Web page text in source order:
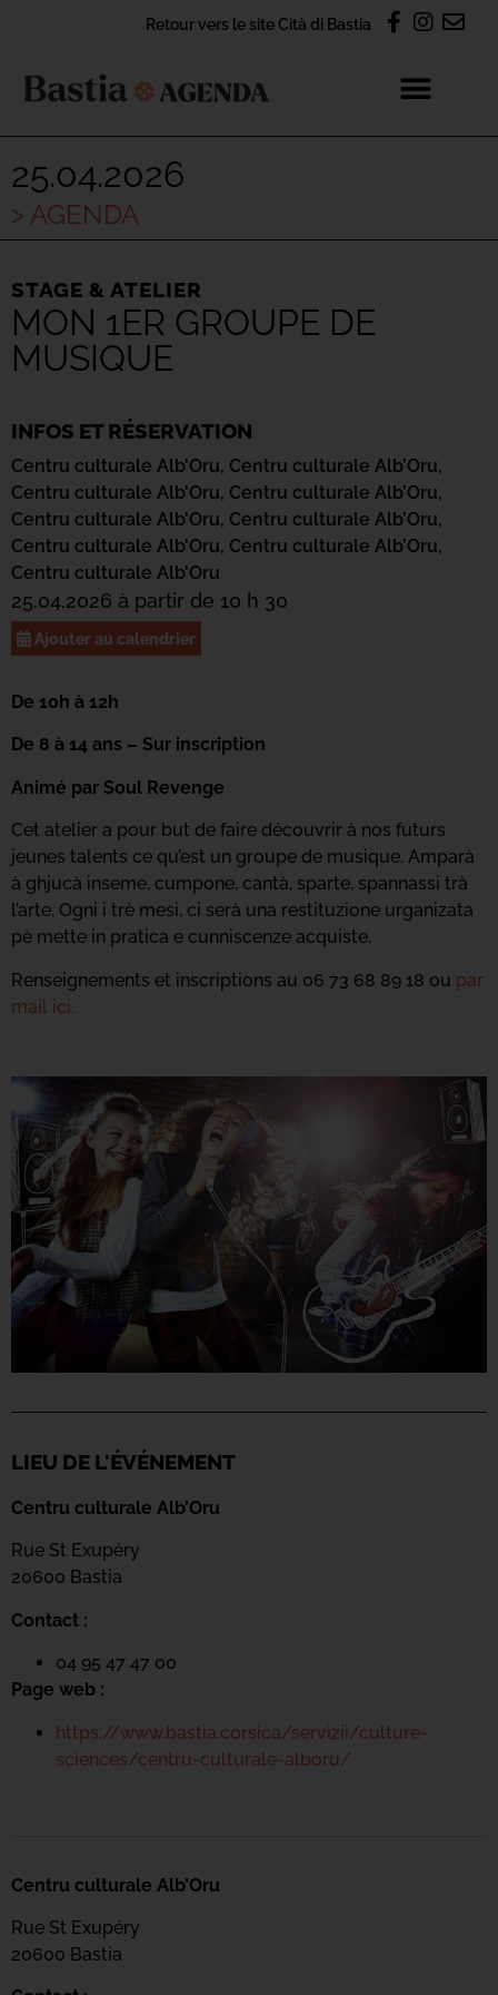
Retour vers le site Cità di Bastia
25.04.2026
> AGENDA
STAGE & ATELIER
MON 1ER GROUPE DE
MUSIQUE
INFOS ET RÉSERVATION
Centru culturale Alb’Oru, Centru culturale Alb’Oru,
Centru culturale Alb’Oru, Centru culturale Alb’Oru,
Centru culturale Alb’Oru, Centru culturale Alb’Oru,
Centru culturale Alb’Oru, Centru culturale Alb’Oru,
Centru culturale Alb’Oru
25.04.2026 à partir de 10 h 30
Ajouter au calendrier
De 10h à 12h
De 8 à 14 ans – Sur inscription
Animé par Soul Revenge
Cet atelier a pour but de faire découvrir à nos futurs
jeunes talents ce qu’est un groupe de musique. Amparà
à ghjucà inseme, cumpone, cantà, sparte, spannassi trà
l’arte. Ogni i trè mesi, ci serà una restituzione urganizata
pè mette in pratica e cunniscenze acquiste.
Renseignements et inscriptions au 06 73 68 89 18 ou par
mail ici.
LIEU DE L'ÉVÉNEMENT
Centru culturale Alb’Oru
Rue St Exupéry
20600 Bastia
Contact :
04 95 47 47 00
Page web :
https://www.bastia.corsica/servizii/culture-
sciences/centru-culturale-alboru/
Centru culturale Alb’Oru
Rue St Exupéry
20600 Bastia